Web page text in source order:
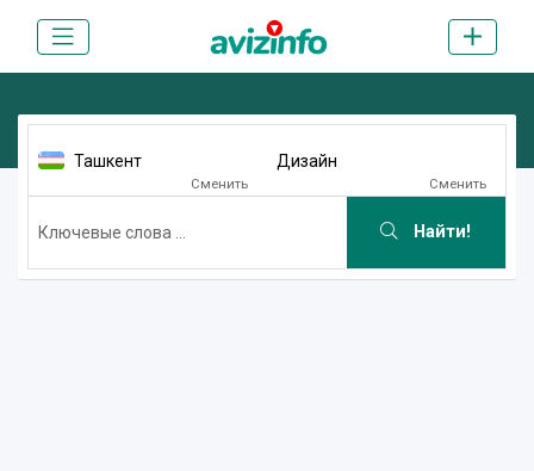
Ташкент
Сменить
Дизайн
Сменить
Найти!